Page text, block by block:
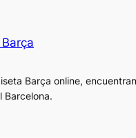
Barça online,
Barcelona.